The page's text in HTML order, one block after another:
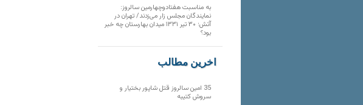
به مناسبت هفتادوچهارمین سالروز:
نمایندگان مجلس زار می‌زدند/ تهران در
آتش؛ ۳۰ تیر ۱۳۳۱ میدان بهارستان چه خبر
بود؟
آخرین مطالب
35 امین سالروز قتل شاپور بختیار و
سروش کتیبه